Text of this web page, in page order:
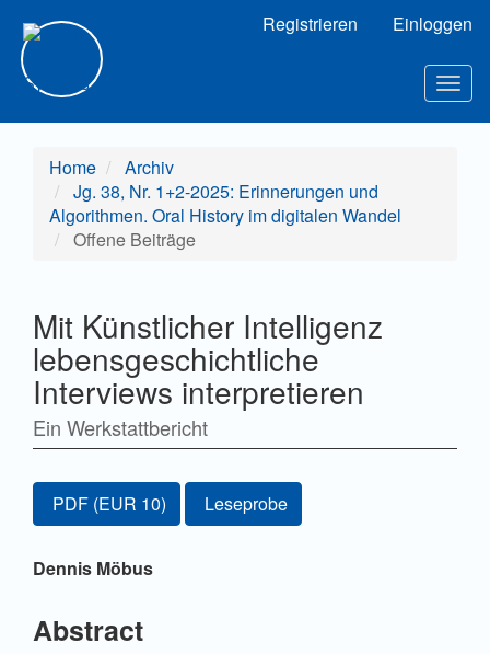
Hauptinhalt
Sidebar
Registrieren Einloggen
Home
Archiv
Jg. 38, Nr. 1+2-2025: Erinnerungen und
Algorithmen. Oral History im digitalen Wandel
Offene Beiträge
Mit Künstlicher Intelligenz
lebensgeschichtliche
Interviews interpretieren
Ein Werkstattbericht
Artikel-
Sidebar
Zugang für Abonnent/innen oder durch Zahlung einer
PDF (EUR 10) Leseprobe
Hauptsächlicher
Dennis Möbus
Abstract